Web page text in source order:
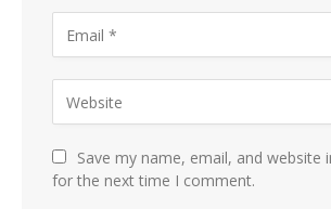
Save my name, email, and website
for the next time I comment.